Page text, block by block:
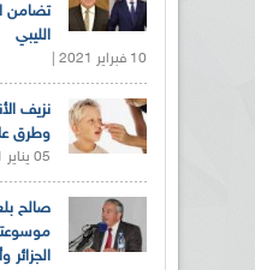
تضامن
الليبي
10 فبراير 2021 |
نزيف
وطرق
05 يناير 2021 |
صالح
الجزائر